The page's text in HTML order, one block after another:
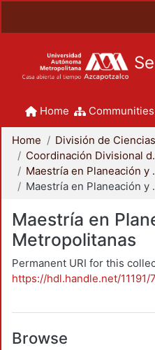
Home
Home
Maestría
Maestría
Maestría en
Metropolitanas
Permanent URI for this
https://hdl.handle.net/11191/
Browse